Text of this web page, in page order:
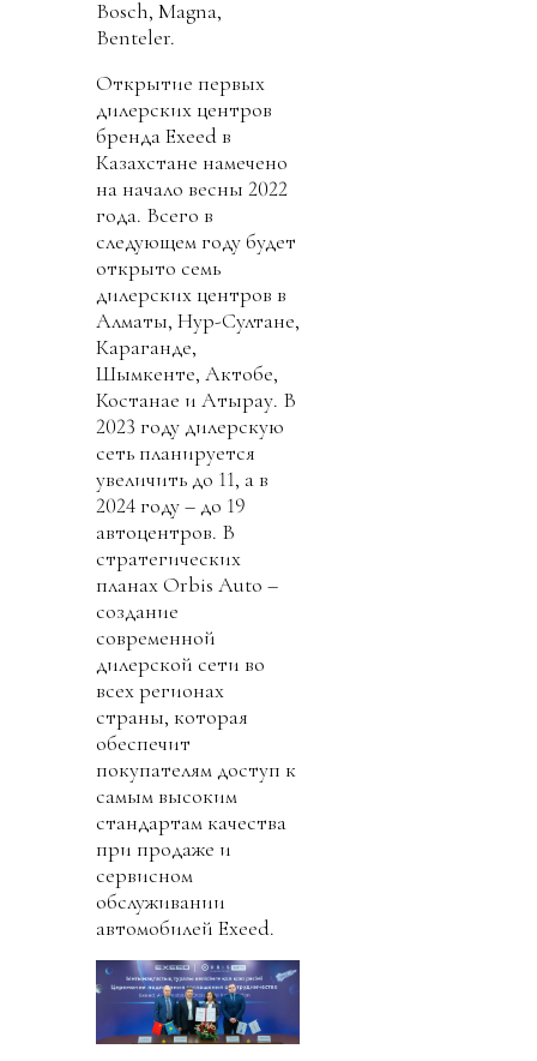
Bosch, Magna,
Benteler.
Открытие первых
дилерских центров
бренда Exeed в
Казахстане намечено
на начало весны 2022
года. Всего в
следующем году будет
открыто семь
дилерских центров в
Алматы, Нур-Султане,
Караганде,
Шымкенте, Актобе,
Костанае и Атырау. В
2023 году дилерскую
сеть планируется
увеличить до 11, а в
2024 году – до 19
автоцентров. В
стратегических
планах Orbis Auto –
создание
современной
дилерской сети во
всех регионах
страны, которая
обеспечит
покупателям доступ к
самым высоким
стандартам качества
при продаже и
сервисном
обслуживании
автомобилей Exeed.